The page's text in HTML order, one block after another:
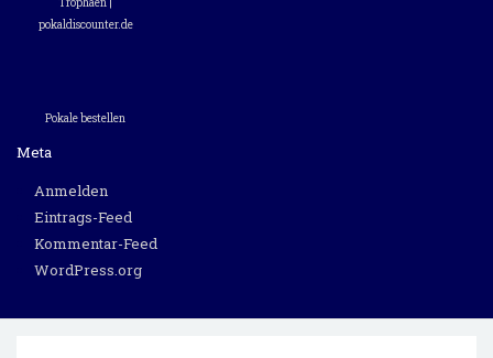
Pokale bestellen
Meta
Anmelden
Eintrags-Feed
Kommentar-Feed
WordPress.org